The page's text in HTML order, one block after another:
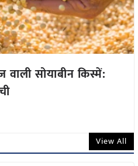
सोयाबीन किस्में:
View All